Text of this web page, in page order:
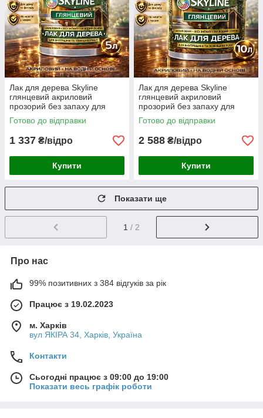
Лак для дерева Skyline
глянцевий акриловий
прозорий без запаху для
внутрішніх та зовнішніх робіт
5 л
Готово до відправки
1 337 ₴/відро
Купити
Лак для дерева Skyline
глянцевий акриловий
прозорий без запаху для
внутрішніх та зовнішніх робіт
10 л
Готово до відправки
2 588 ₴/відро
Купити
Показати ще
1 / 2
Про нас
99% позитивних з 384 відгуків за рік
Працює з 19.02.2023
м. Харків
вул ЯКІРА 34, Харків, Україна
Контакти
Сьогодні працює з 09:00 до 19:00
Показати весь графік роботи